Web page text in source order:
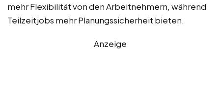
mehr Flexibilität von den Arbeitnehmern, während
Teilzeitjobs mehr Planungssicherheit bieten.
Anzeige